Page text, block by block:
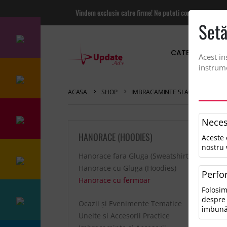
Vindem exclusiv catre firme! Ne puteti contacta
CATEGORII
ACASA SHOP IMBRACAMINTE SI ACCESORII
HANORACE (HOODIES)
Hanorace fara Gluga (Sweatshirt)
Hanorace cu Gluga (Hoodies)
Hanorace cu fermoar
Ocazii și Evenimente Tematice
Unelte si Accesorii Practice
Acest
nostru